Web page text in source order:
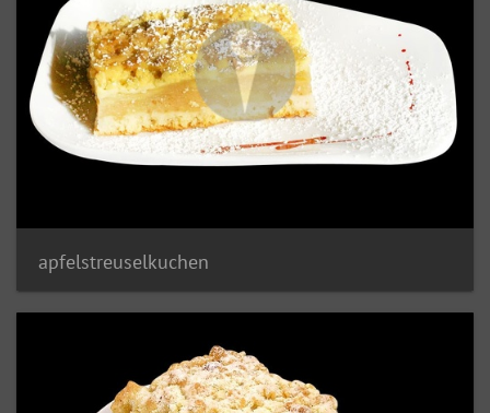
apfelstreuselkuchen